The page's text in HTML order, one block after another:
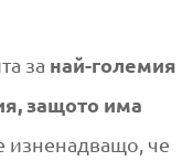
за най-големия
защото има
изненадващо, че